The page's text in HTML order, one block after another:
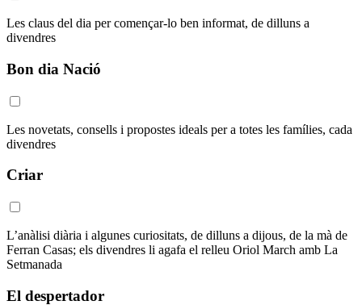
Les claus del dia per començar-lo ben informat, de dilluns a
divendres
Bon dia Nació
Les novetats, consells i propostes ideals per a totes les famílies, cada
divendres
Criar
L’anàlisi diària i algunes curiositats, de dilluns a dijous, de la mà de
Ferran Casas; els divendres li agafa el relleu Oriol March amb La
Setmanada
El despertador